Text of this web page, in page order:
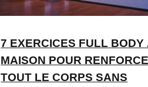
7 EXERCICES FULL BODY
MAISON POUR
TOUT LE CORPS SANS